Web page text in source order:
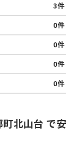
3件
0件
0件
0件
0件
北山台 で